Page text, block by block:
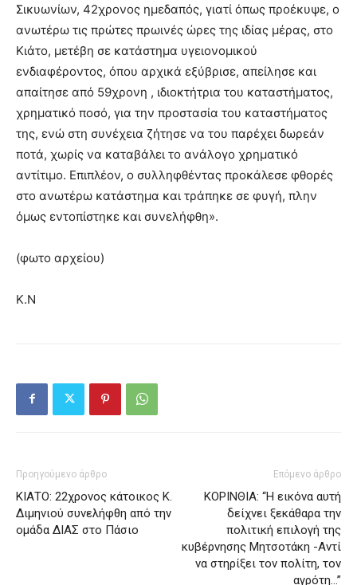
Σικυωνίων, 42χρονος ημεδαπός, γιατί όπως προέκυψε, ο
ανωτέρω τις πρώτες πρωινές ώρες της ιδίας μέρας, στο
Κιάτο, μετέβη σε κατάστημα υγειονομικού
ενδιαφέροντος, όπου αρχικά εξύβρισε, απείλησε και
απαίτησε από 59χρονη , ιδιοκτήτρια του καταστήματος,
χρηματικό ποσό, για την προστασία του καταστήματος
της, ενώ στη συνέχεια ζήτησε να του παρέχει δωρεάν
ποτά, χωρίς να καταβάλει το ανάλογο χρηματικό
αντίτιμο. Επιπλέον, ο συλληφθέντας προκάλεσε φθορές
στο ανωτέρω κατάστημα και τράπηκε σε φυγή, πλην
όμως εντοπίστηκε και συνελήφθη».
(φωτο αρχείου)
Κ.Ν
Προηγούμενο άρθρο
ΚΙΑΤΟ: 22χρονος κάτοικος Κ.
Διμηνιού συνελήφθη από την
ομάδα ΔΙΑΣ στο Πάσιο
Επόμενο άρθρο
ΚΟΡΙΝΘΙΑ: “Η εικόνα αυτή
δείχνει ξεκάθαρα την
πολιτική επιλογή της
κυβέρνησης Μητσοτάκη -Αντί
να στηρίξει τον πολίτη, τον
αγρότη…”